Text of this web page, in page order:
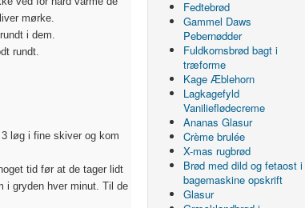
mørke.
i dem.
rundt.
løg i fine skiver og kom
tid før at de tager lidt
i gryden hver minut. Til de
Fedtebrød
Gammel Daws
Pebernødder
Fuldkornsbrød bagt i
træforme
Kage Æblehorn
Lagkagefyld
Vanilieflødecreme
Ananas Glasur
Crème brulée
X-mas rugbrød
Brød med dild og fetaost i
bagemaskine opskrift
Glasur